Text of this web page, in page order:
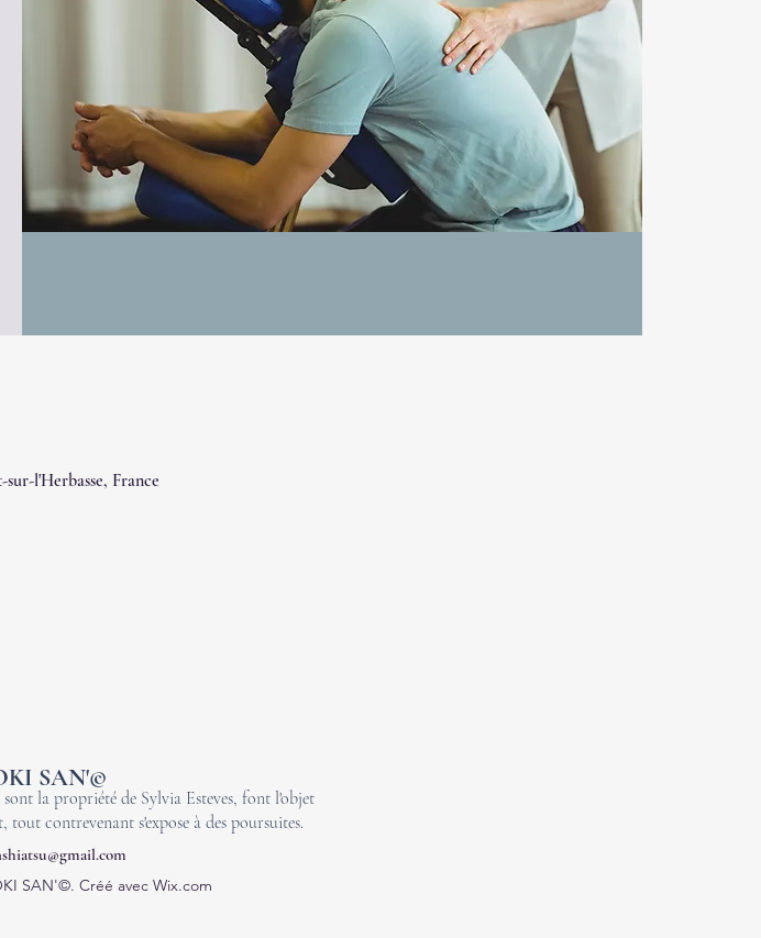
l'Herbasse, France
SAN'©
la propriété de Sylvia Esteves, font l'objet
contrevenant s'expose à des poursuites.
SAN'©. Créé avec Wix.com